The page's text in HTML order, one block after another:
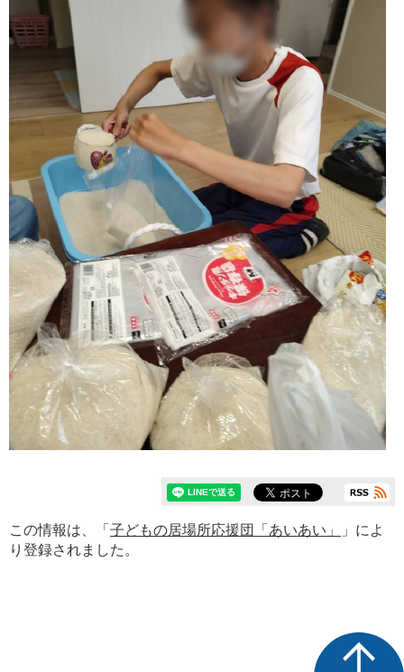
この情報は、「 子どもの居場所応援団「あいあい」
」によ
り登録されました。